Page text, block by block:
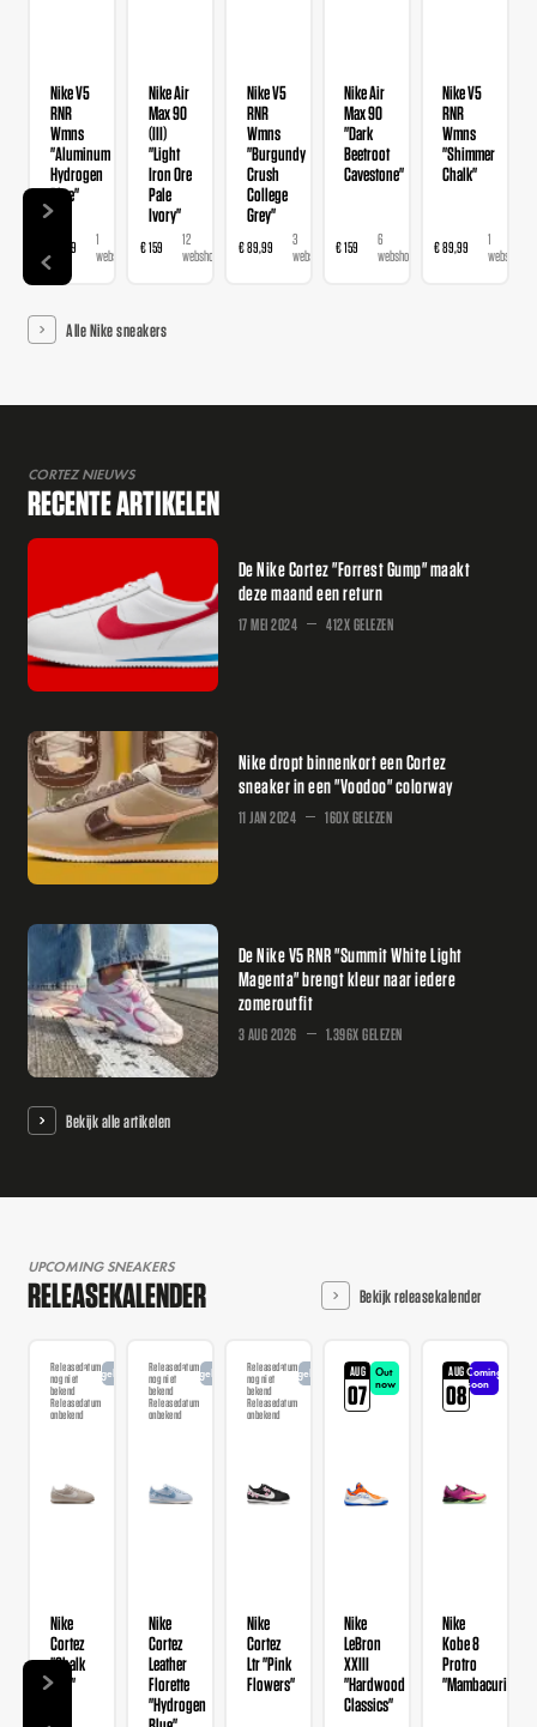
Nike V5
RNR
Wmns
"Aluminum
Hydrogen
Blue"
€ 89,99
1
webshop
Nike Air
Max 90
(III)
"Light
Iron Ore
Pale
Ivory"
€ 159
12
webshops
Nike V5
RNR
Wmns
"Burgundy
Crush
College
Grey"
€ 89,99
3
webshops
Nike Air
Max 90
"Dark
Beetroot
Cavestone"
€ 159
6
webshops
Nike V5
RNR
Wmns
"Shimmer
Chalk"
€ 89,99
1
webshop
Alle Nike sneakers
CORTEZ NIEUWS
RECENTE ARTIKELEN
De Nike Cortez "Forrest Gump" maakt
deze maand een return
17 MEI 2024 412X GELEZEN
Nike dropt binnenkort een Cortez
sneaker in een "Voodoo" colorway
11 JAN 2024 160X GELEZEN
De Nike V5 RNR "Summit White Light
Magenta" brengt kleur naar iedere
zomeroutfit
3 AUG 2026 1.396X GELEZEN
Bekijk alle artikelen
UPCOMING SNEAKERS
RELEASEKALENDER Bekijk releasekalender
Releasedatum
nog niet
bekend
Releasedatum
onbekend
Aangekondigd
Nike
Cortez
"Chalk
Sail"
Releasedatum
nog niet
bekend
Releasedatum
onbekend
Aangekondigd
Nike
Cortez
Leather
Florette
"Hydrogen
Releasedatum
nog niet
bekend
Releasedatum
onbekend
Aangekondigd
Nike
Cortez
Ltr "Pink
Flowers"
AUG
07
Out
now
Nike
LeBron
XXIII
"Hardwood
Classics"
AUG
08
Coming
soon
Nike
Kobe 8
Protro
"Mambacurial"